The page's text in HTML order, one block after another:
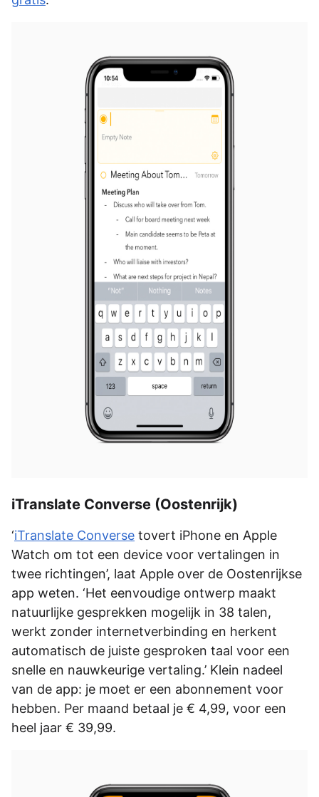
iTranslate Converse (Oostenrijk)
‘iTranslate Converse tovert iPhone en Apple
Watch om tot een device voor vertalingen in
twee richtingen’, laat Apple over de Oostenrijkse
app weten. ‘Het eenvoudige ontwerp maakt
natuurlijke gesprekken mogelijk in 38 talen,
werkt zonder internetverbinding en herkent
automatisch de juiste gesproken taal voor een
snelle en nauwkeurige vertaling.’ Klein nadeel
van de app: je moet er een abonnement voor
hebben. Per maand betaal je € 4,99, voor een
heel jaar € 39,99.